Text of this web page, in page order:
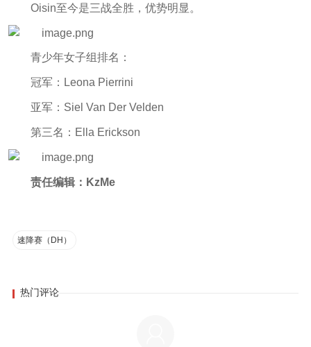
Oisin至今是三战全胜，优势明显。
青少年女子组排名：
冠军：Leona Pierrini
亚军：Siel Van Der Velden
第三名：Ella Erickson
责任编辑：KzMe
速降赛（DH）
热门评论